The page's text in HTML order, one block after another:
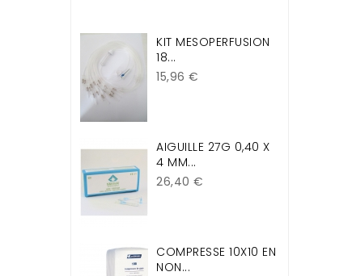
KIT MESOPERFUSION
18...
Prix
15,96 €
AIGUILLE 27G 0,40 X
4 MM...
Prix
26,40 €
COMPRESSE 10X10 EN
NON...